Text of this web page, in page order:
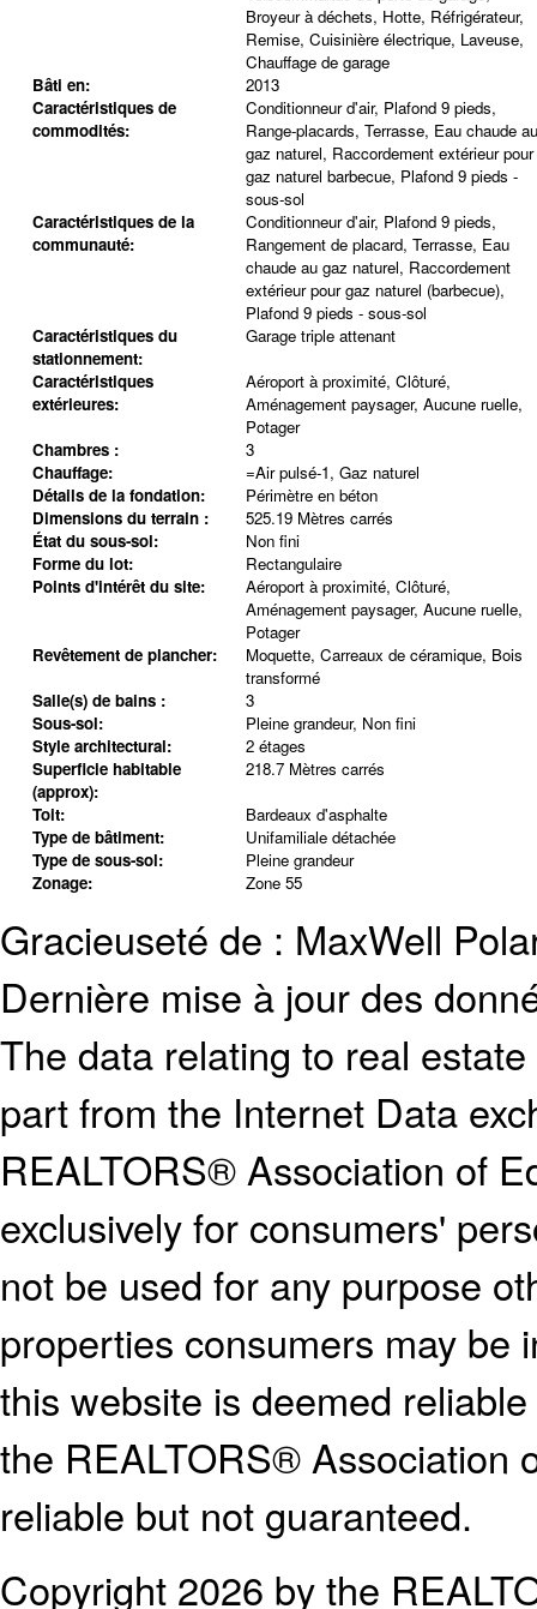
Broyeur à déchets, Hotte, Réfrigérateur,
Remise, Cuisinière électrique, Laveuse,
Chauffage de garage
Bâti en:
2013
Caractéristiques de
commodités:
Conditionneur d'air, Plafond 9 pieds,
Range-placards, Terrasse, Eau chaude au
gaz naturel, Raccordement extérieur pour
gaz naturel barbecue, Plafond 9 pieds -
sous-sol
Caractéristiques de la
communauté:
Conditionneur d'air, Plafond 9 pieds,
Rangement de placard, Terrasse, Eau
chaude au gaz naturel, Raccordement
extérieur pour gaz naturel (barbecue),
Plafond 9 pieds - sous-sol
Caractéristiques du
stationnement:
Garage triple attenant
Caractéristiques
extérieures:
Aéroport à proximité, Clôturé,
Aménagement paysager, Aucune ruelle,
Potager
Chambres :
3
Chauffage:
=Air pulsé-1, Gaz naturel
Détails de la fondation:
Périmètre en béton
Dimensions du terrain :
525.19 Mètres carrés
État du sous-sol:
Non fini
Forme du lot:
Rectangulaire
Points d'intérêt du site:
Aéroport à proximité, Clôturé,
Aménagement paysager, Aucune ruelle,
Potager
Revêtement de plancher:
Moquette, Carreaux de céramique, Bois
transformé
Salle(s) de bains :
3
Sous-sol:
Pleine grandeur, Non fini
Style architectural:
2 étages
Superficie habitable
(approx):
218.7 Mètres carrés
Toit:
Bardeaux d'asphalte
Type de bâtiment:
Unifamiliale détachée
Type de sous-sol:
Pleine grandeur
Zonage:
Zone 55
Gracieuseté de : MaxWell
Dernière mise à jour des
The data relating to real
part from the Internet Data
REALTORS® Association of
exclusively for consumers'
not be used for any purpose
properties consumers may be
this website is deemed
the REALTORS® Association
reliable but not guaranteed.
Copyright 2026 by the